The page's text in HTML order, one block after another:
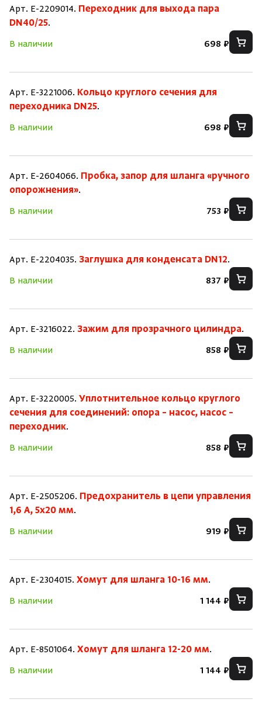
Арт. E-2209014. Переходник для выхода пара
DN40/25.
В наличии
698 ₽
Арт. E-3221006. Кольцо круглого сечения для
переходника DN25.
В наличии
698 ₽
Арт. E-2604066. Пробка, запор для шланга «ручного
опорожнения».
В наличии
753 ₽
Арт. E-2204035. Заглушка для конденсата DN12.
В наличии
837 ₽
Арт. E-3216022. Зажим для прозрачного цилиндра.
В наличии
858 ₽
Арт. E-3220005. Уплотнительное кольцо круглого
сечения для соединений: опора – насос, насос –
переходник.
В наличии
858 ₽
Арт. E-2505206. Предохранитель в цепи управления
1,6 A, 5x20 мм.
В наличии
919 ₽
Арт. E-2304015. Хомут для шланга 10-16 мм.
В наличии
1 144 ₽
Арт. E-8501064. Хомут для шланга 12-20 мм.
В наличии
1 144 ₽